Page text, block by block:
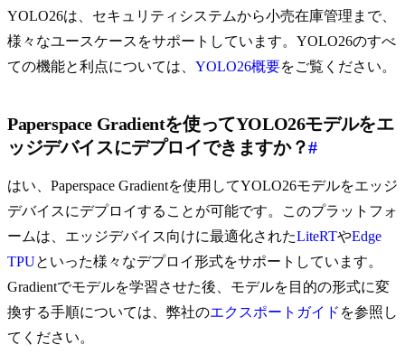
YOLO26は、セキュリティシステムから小売在庫管理まで、
様々なユースケースをサポートしています。YOLO26のすべ
ての機能と利点については、 YOLO26概要をご覧ください。
Paperspace Gradientを使ってYOLO26モデルをエ
ッジデバイスにデプロイできますか？#
はい、Paperspace Gradientを使用してYOLO26モデルをエッジ
デバイスにデプロイすることが可能です。このプラットフォ
ームは、エッジデバイス向けに最適化されたLiteRTやEdge
TPUといった様々なデプロイ形式をサポートしています。
Gradientでモデルを学習させた後、モデルを目的の形式に変
換する手順については、弊社のエクスポートガイド を参照し
てください。